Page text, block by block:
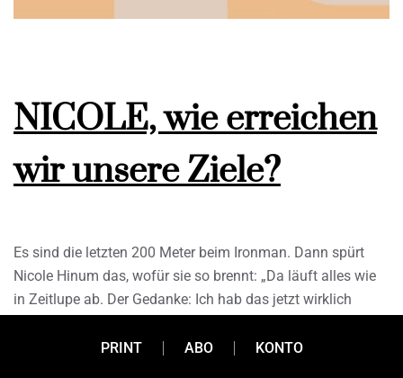
NICOLE, wie erreichen
wir unsere Ziele?
Es sind die letzten 200 Meter beim Ironman. Dann spürt
Nicole Hinum das, wofür sie so brennt: „Da läuft alles wie
in Zeitlupe ab. Der Gedanke: Ich hab das jetzt wirklich
dass ich alles schaffen kann, wenn ich es wirklich will.“ Ihr
PRINT ABO KONTO